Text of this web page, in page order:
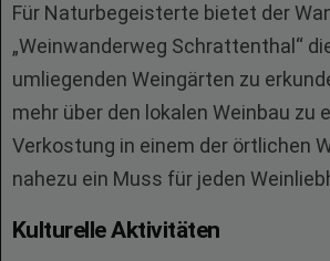
Für Naturbegeisterte bietet der
„Weinwanderweg Schrattenthal“
umliegenden Weingärten zu
mehr über den lokalen Weinbau zu
Verkostung in einem der örtlichen
nahezu ein Muss für jeden
Kulturelle Aktivitäten